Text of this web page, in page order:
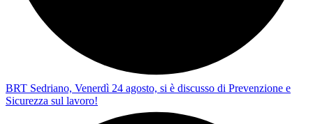
BRT Sedriano, Venerdì 24 agosto, si è discusso di Prevenzione e
Sicurezza sul lavoro!